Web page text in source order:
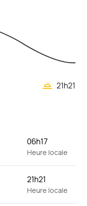
wb_twilight_2 21h21
06h17
Heure locale
21h21
Heure locale